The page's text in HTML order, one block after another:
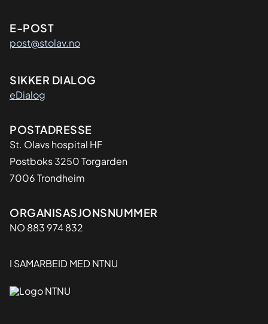
E-POST
post@stolav.no
SIKKER DIALOG
eDialog
Adresse
POSTADRESSE
St. Olavs hospital HF
Postboks 3250 Torgarden
7006 Trondheim
Organisasjon
ORGANISASJONSNUMMER
NO 883 974 832
I SAMARBEID MED NTNU